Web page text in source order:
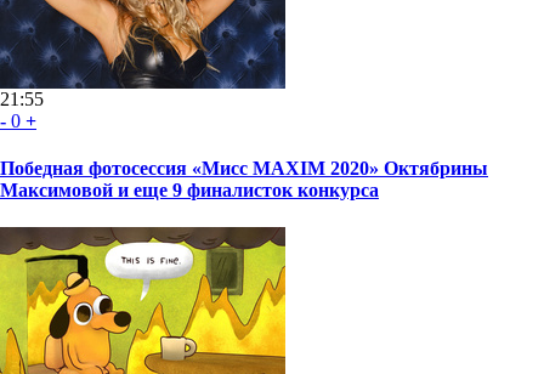
21:55
- 0 +
Победная фотосессия «Мисс MAXIM 2020» Октябрины
Максимовой и еще 9 финалисток конкурса